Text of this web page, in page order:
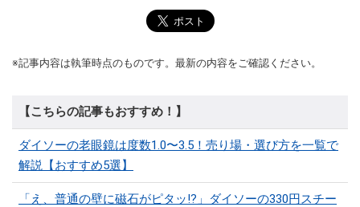
※記事内容は執筆時点のものです。最新の内容をご確認ください。
【こちらの記事もおすすめ！】
ダイソーの老眼鏡は度数1.0〜3.5！売り場・選び方を一覧で
解説【おすすめ5選】
「え、普通の壁に磁石がピタッ!?」ダイソーの330円スチー